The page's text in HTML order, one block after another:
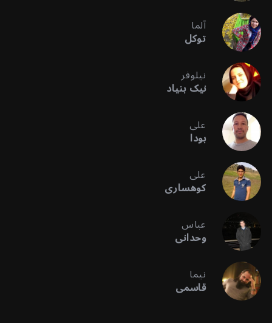
آلما
توکل
نیلوفر
نیک بنیاد
علی
بودا
علی
کوهساری
عباس
وحدانی
نیما
قاسمی